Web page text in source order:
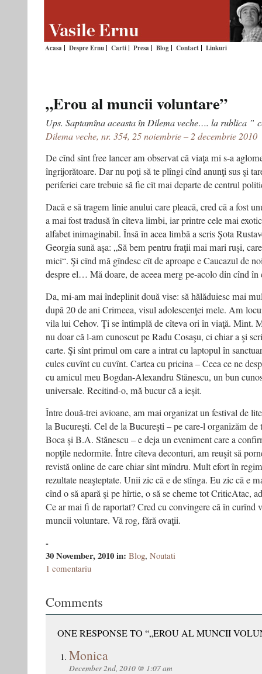
Acasa Despre Ernu Carti Presa Blog Contact Linkuri
„Erou al muncii voluntare”
Ups. Saptamîna aceasta în Dilema veche…. la rublica ”
Dilema veche, nr. 354, 25 noiembrie – 2 decembrie 2010
De cînd sînt free lancer am observat că viaţa mi s-a
îngrijorătoare. Dar nu poţi să te plîngi cînd anunţi sus şi
periferiei care trebuie să fie cît mai departe de centrul
Dacă e să tragem linie anului care pleacă, cred că a fost
a mai fost tradusă în cîteva limbi, iar printre cele mai
alfabet inimaginabil. Însă în acea limbă a scris Şota
Georgia sună aşa: „Să bem pentru fraţii mai mari ruşi,
mici“. Şi cînd mă gîndesc cît de aproape e Caucazul de
despre el… Mă doare, de aceea merg pe-acolo din cînd în
Da, mi-am mai îndeplinit două vise: să hălăduiesc mai
după 20 de ani Crimeea, visul adolescenţei mele. Am
vila lui Cehov. Ţi se întîmplă de cîteva ori în viaţă. Mint.
nu doar că l-am cunoscut pe Radu Cosaşu, ci chiar a şi
carte. Şi sînt primul om care a intrat cu laptopul în
cules cuvînt cu cuvînt. Cartea cu pricina – Ceea ce ne
cu amicul meu Bogdan-Alexandru Stănescu, un bun
universale. Recitind-o, mă bucur că a ieşit.
Între două-trei avioane, am mai organizat un festival de
la Bucureşti. Cel de la Bucureşti – pe care-l organizăm
Boca şi B.A. Stănescu – e deja un eveniment care a
nopţile nedormite. Între cîteva deconturi, am reuşit să
revistă online de care chiar sînt mîndru. Mult efort în
rezultate neaşteptate. Unii zic că e de stînga. Eu zic că e
cînd o să apară şi pe hîrtie, o să se cheme tot CriticAtac,
Ce ar mai fi de raportat? Cred cu convingere că în curînd
muncii voluntare. Vă rog, fără ovaţii.
-
30 November, 2010in: Blog, Noutati
1 comentariu
Comments
ONE RESPONSE TO “„EROU AL MUNCII
Monica
December 2nd, 2010 @ 1:07 am